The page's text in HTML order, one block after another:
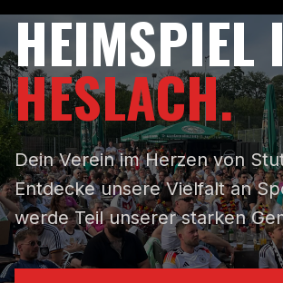
HEIMSPIEL
HESLACH.
Dein Verein im Herzen von
Entdecke unsere Vielfalt an
werde Teil unserer starken